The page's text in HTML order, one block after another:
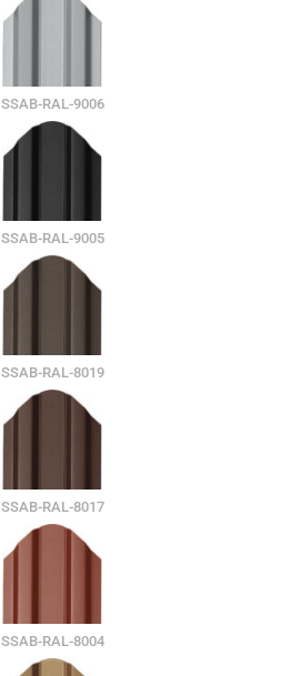
SSAB-RAL-9006
SSAB-RAL-9005
SSAB-RAL-8019
SSAB-RAL-8017
SSAB-RAL-8004